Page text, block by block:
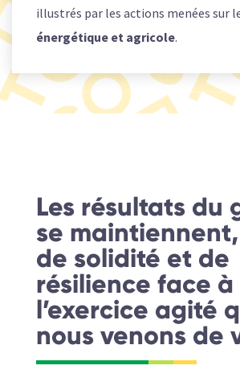
illustrés par les actions menées sur
énergétique et agricole.
Les résultats du
se
de solidité et de
résilience face à
l’exercice agité
nous venons de